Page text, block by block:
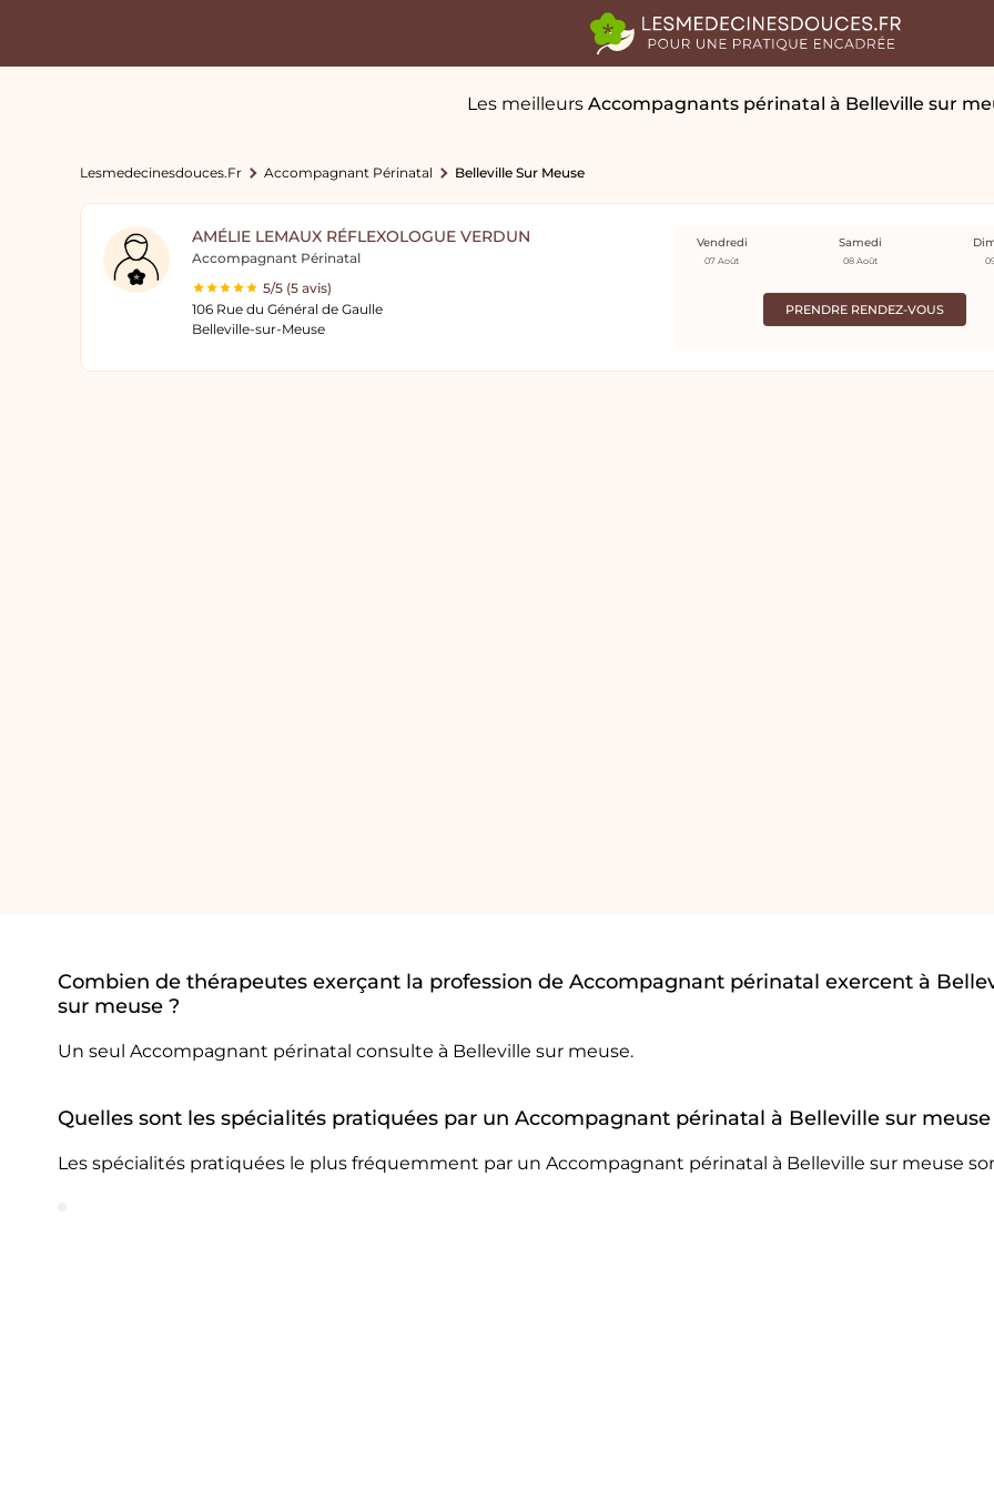
Les meilleurs Accompagnants périnatal à Belleville sur
Lesmedecinesdouces.fr Accompagnant Périnatal Belleville Sur Meuse
AMÉLIE LEMAUX RÉFLEXOLOGUE VERDUN
Accompagnant Périnatal
5/5 (5 avis)
106 Rue du Général de Gaulle
Belleville-sur-Meuse
PRENDRE RENDEZ-VOUS
Vendredi
07 Août
Samedi
08 Août
Combien de thérapeutes exerçant la profession de Accompagnant périnatal exercent à
sur meuse ?
Un seul Accompagnant périnatal consulte à Belleville sur meuse.
Quelles sont les spécialités pratiquées par un Accompagnant périnatal à Belleville sur meuse
Les spécialités pratiquées le plus fréquemment par un Accompagnant périnatal à Belleville sur meuse